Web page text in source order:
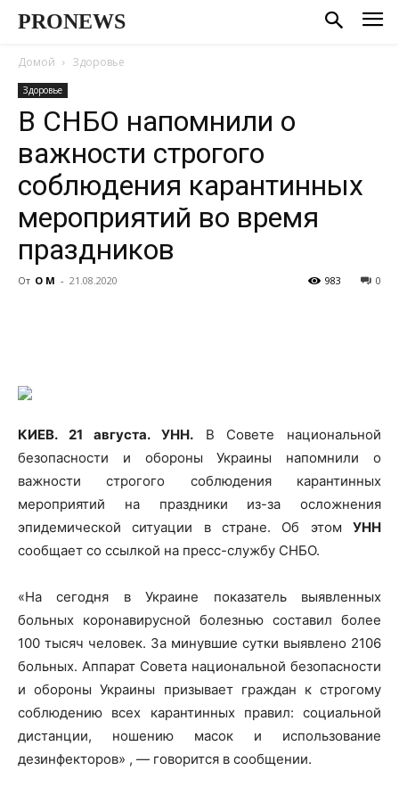
PRONEWS
Домой Здоровье
Здоровье
В СНБО напомнили о
важности строгого
соблюдения карантинных
мероприятий во время
праздников
От О М - 21.08.2020 0
983
КИЕВ. 21 августа. УНН. В Совете национальной
безопасности и обороны Украины напомнили о
важности строгого соблюдения карантинных
мероприятий на праздники из-за осложнения
эпидемической ситуации в стране. Об этом УНН
сообщает со ссылкой на пресс-службу СНБО.
«Насегодня в Украине показатель выявленных
больных коронавирусной болезнью составил более
100 тысяч человек. За минувшие сутки выявлено 2106
больных. Аппарат Совета национальной безопасности
и обороны Украины призывает граждан к строгому
соблюдению всех карантинных правил: социальной
дистанции, ношению масок и использование
дезинфекторов» , — говорится в сообщении.